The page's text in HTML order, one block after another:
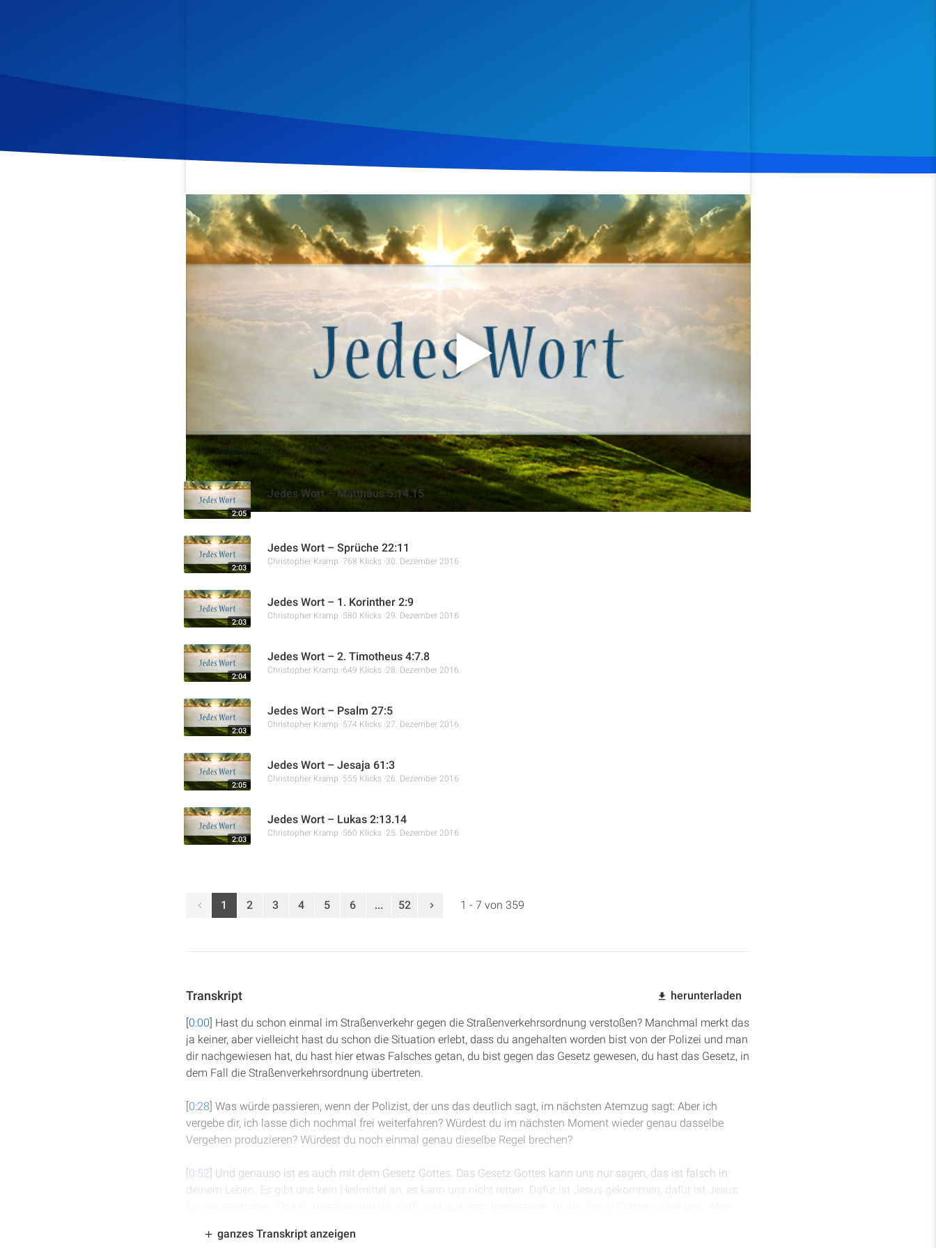
Veröffentlicht am 2. Februar 2016 371 Download Teilen
In dieser Andacht aus der Serie „Jedes Wort“ spricht Christopher Kramp überRömer 8
, Verse 3 und 4. Er vergleicht
das Gesetz Gottes mit der Straßenverkehrsordnung und erklärt, dass das Gesetz uns nur auf unsere Fehler
hinweisen kann, aber keine Rettung bietet. Nur durch Jesus und das Evangelium können wir aus dem Verlorensein
Weitere Aufnahmen
Serie: Jedes Wort (Andachtsserie)
2:05
Jedes Wort – Matthäus 5:14.15
Christopher Kramp 923 Klicks
2:03
Jedes Wort – Sprüche 22:11
Christopher Kramp 768 Klicks 30. Dezember 2016
2:03
Jedes Wort – 1. Korinther 2:9
Christopher Kramp 580 Klicks 29. Dezember 2016
2:04
Jedes Wort – 2. Timotheus 4:7.8
Christopher Kramp 649 Klicks 28. Dezember 2016
2:03
Jedes Wort – Psalm 27:5
Christopher Kramp 574 Klicks 27. Dezember 2016
2:05
Jedes Wort – Jesaja 61:3
Christopher Kramp 555 Klicks 26. Dezember 2016
2:03
Jedes Wort – Lukas 2:13.14
Christopher Kramp 560 Klicks 25. Dezember 2016
1 2 3 4 5 6 ... 52 1 - 7 von 359
Transkript herunterladen
[0:00] Hast du schon einmal im Straßenverkehr gegen die Straßenverkehrsordnung verstoßen? Manchmal merkt das
ja keiner, aber vielleicht hast du schon die Situation erlebt, dass du angehalten worden bist von der Polizei und man
dir nachgewiesen hat, du hast hier etwas Falsches getan, du bist gegen das Gesetz gewesen, du hast das Gesetz, in
dem Fall die Straßenverkehrsordnung übertreten.
[0:28] Was würde passieren, wenn der Polizist, der uns das deutlich sagt, im nächsten Atemzug sagt: Aber ich
vergebe dir, ich lasse dich nochmal frei weiterfahren? Würdest du im nächsten Moment wieder genau dasselbe
Vergehen produzieren? Würdest du noch einmal genau dieselbe Regel brechen?
[0:52] Und genauso ist es auch mit dem Gesetz Gottes. Das Gesetz Gottes kann uns nur sagen, das ist falsch in
deinem Leben. Es gibt uns kein Heilmittel an, es kann uns nicht retten. Dafür ist Jesus gekommen, dafür ist Jesus
ganzes Transkript anzeigen